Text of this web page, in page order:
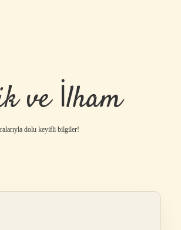
ve İlham
dolu keyifli bilgiler!